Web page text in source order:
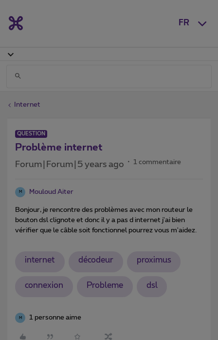
FR
Internet
QUESTION
Problème internet
Forum|Forum|5 years ago 1 commentaire
M Mouloud Aiter
Bonjour, je rencontre des problèmes avec mon routeur le
bouton dsl clignote et donc il y a pas d internet j'ai bien
vérifier que le câble soit fonctionnel pourrez vous m'aidez.
internet décodeur proximus
connexion Probleme dsl
M 1 personne aime